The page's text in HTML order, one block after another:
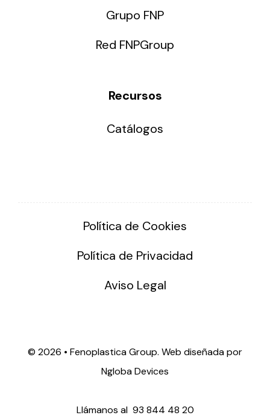
Grupo FNP
Red FNPGroup
Recursos
Catálogos
Política de Cookies
Política de Privacidad
Aviso Legal
© 2026 • Fenoplastica Group. Web diseñada por
Ngloba Devices
Llámanos al 93 844 48 20